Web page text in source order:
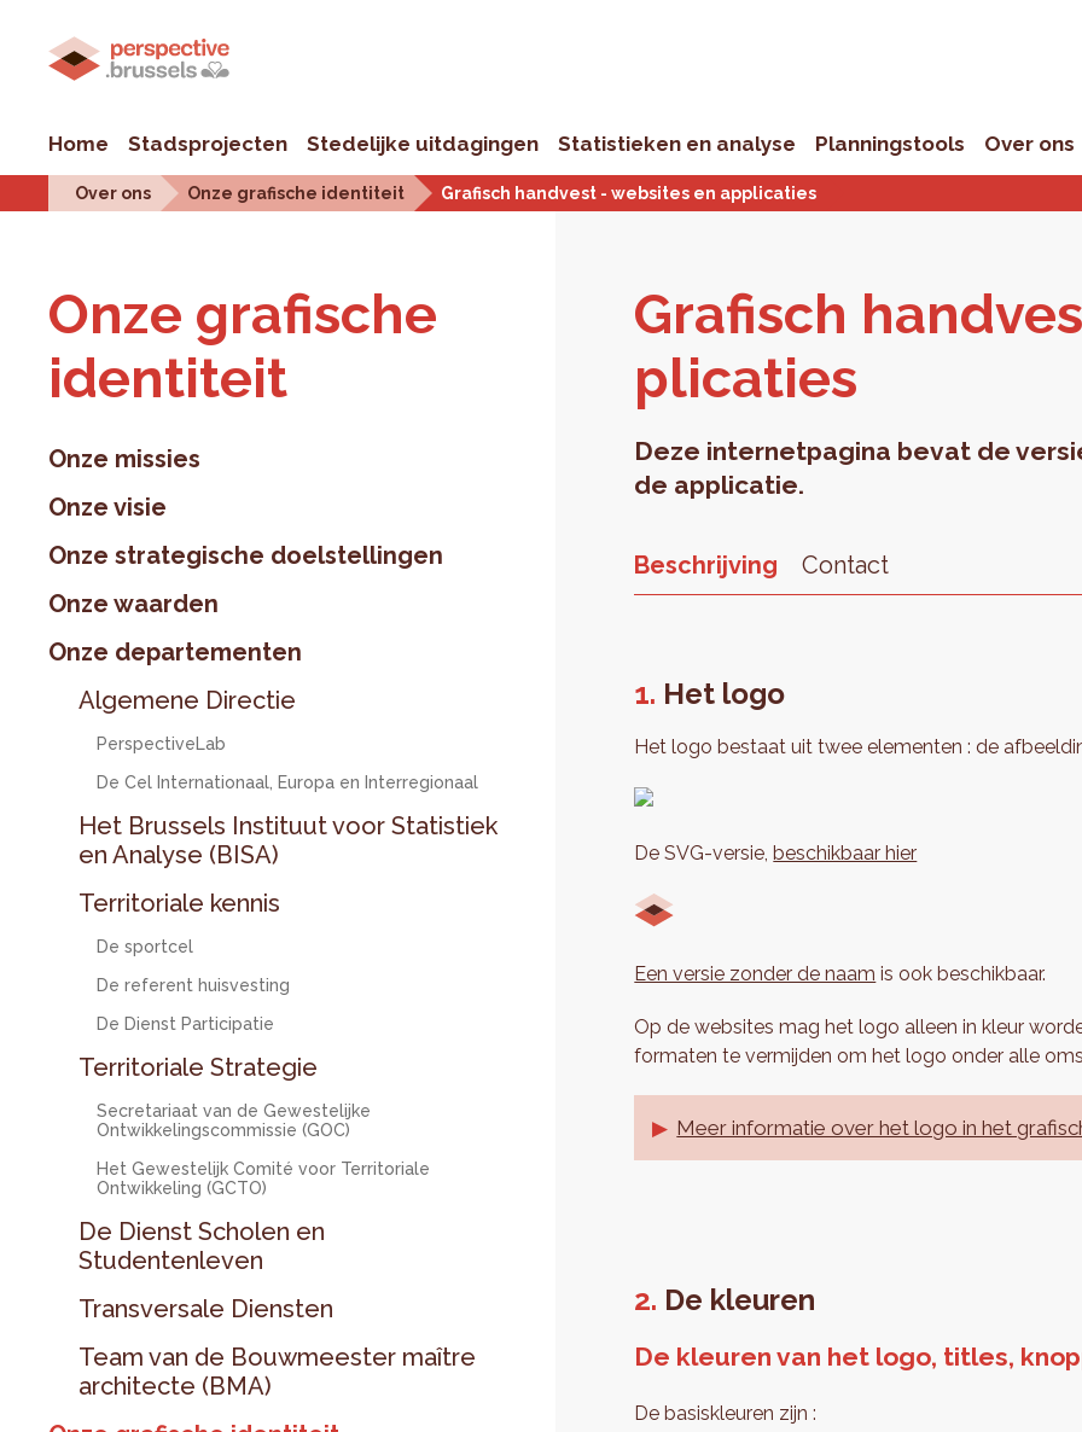
Home Stadsprojecten Stedelijke uitdagingen Statistieken en analyse Planningstools Over ons
Over ons Onze grafische identiteit Grafisch handvest - websites en applicaties
Onze gra­fi­sche
iden­ti­teit
Onze missies
Onze visie
Onze strategische doelstellingen
Onze waarden
Onze departementen
Algemene Directie
PerspectiveLab
De Cel Internationaal, Europa en Interregionaal
Het Brussels Instituut voor Statistiek
en Analyse (BISA)
Territoriale kennis
De sportcel
De referent huisvesting
De Dienst Participatie
Territoriale Strategie
Secretariaat van de Gewestelijke
Ontwikkelingscommissie (GOC)
Het Gewestelijk Comité voor Territoriale
Ontwikkeling (GCTO)
De Dienst Scholen en
Studentenleven
Transversale Diensten
Team van de Bouwmeester maître
architecte (BMA)
Gra­fisch
pli­ca­ties
Deze internetpagina bevat de
de applicatie.
Beschrijving Contact
Het logo
Het logo bestaat uit twee elementen : de
De SVG-versie,beschikbaar hier
Een versie zonder de naam is ook beschikbaar.
Op de websites mag het logo alleen in kleur
formaten te vermijden om het logo onder alle
Meer informatie over het logo in het
De kleuren
De kleuren van het logo, titles,
De basiskleuren zijn :